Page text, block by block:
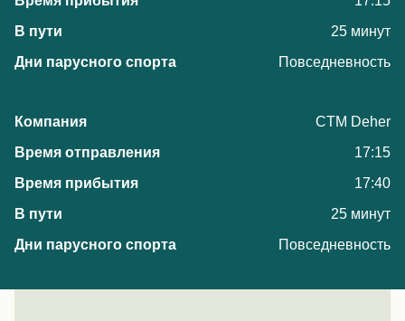
25 минут
Повседневность
CTM Deher
17:15
17:40
25 минут
Повседневность